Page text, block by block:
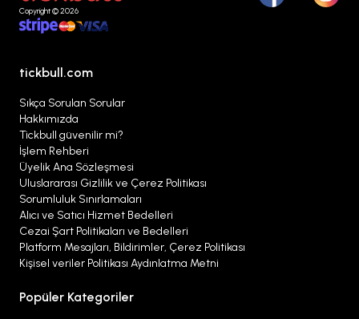
Copyright © 2026
tickbull.com
Sıkça Sorulan Sorular
Hakkımızda
Tickbull güvenilir mi?
İşlem Rehberi
Üyelik Ana Sözleşmesi
Uluslararası Gizlilik ve Çerez Politikası
Sorumluluk Sınırlamaları
Alıcı ve Satıcı Hizmet Bedelleri
Cezai Şart Politikaları ve Bedelleri
Platform Mesajları, Bildirimler, Çerez Politikası
Kişisel veriler Politikası Aydınlatma Metni
Popüler Kategoriler